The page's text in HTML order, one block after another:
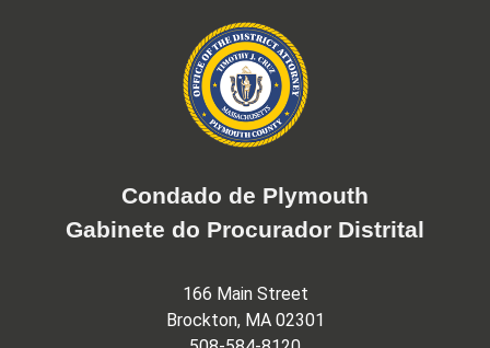
Condado de Plymouth
Gabinete do Procurador Distrital
166 Main Street
Brockton, MA 02301